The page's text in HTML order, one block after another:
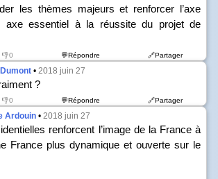
les thèmes majeurs et renforcer l’axe
axe essentiel à la réussite du projet de
👎0 💬Répondre 🔗Partager
• 2018 juin 27
?
👎0 💬Répondre 🔗Partager
Ardouin • 2018 juin 27
renforcent l’image de la France à
France plus dynamique et ouverte sur le